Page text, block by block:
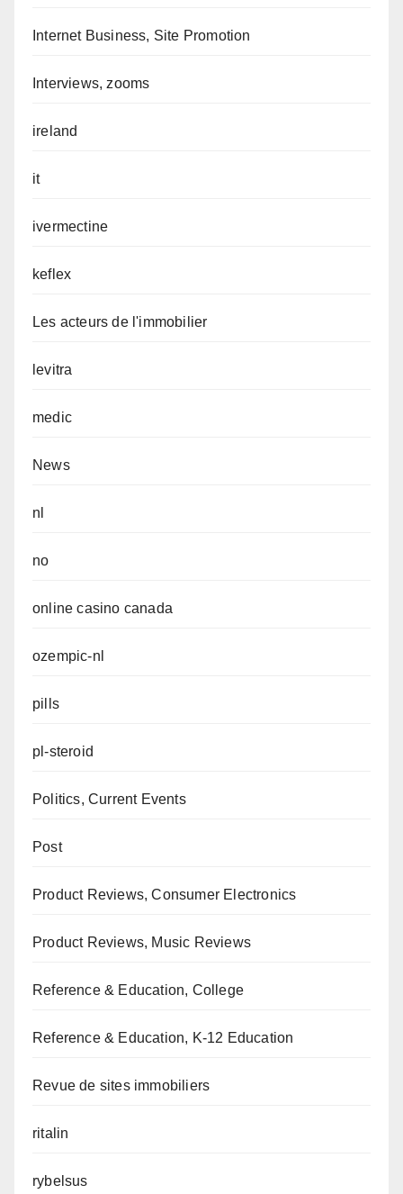
Internet Business, Site Promotion
Interviews, zooms
ireland
it
ivermectine
keflex
Les acteurs de l'immobilier
levitra
medic
News
nl
no
online casino canada
ozempic-nl
pills
pl-steroid
Politics, Current Events
Post
Product Reviews, Consumer Electronics
Product Reviews, Music Reviews
Reference & Education, College
Reference & Education, K-12 Education
Revue de sites immobiliers
ritalin
rybelsus